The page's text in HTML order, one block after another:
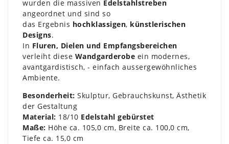
wurden die massiven Edelstahlstreben
angeordnet und sind so
das Ergebnis hochklassigen, künstlerischen
Designs.
In Fluren, Dielen und Empfangsbereichen
verleiht diese Wandgarderobe ein modernes,
avantgardistisch, - einfach aussergewöhnliches
Ambiente.
Besonderheit: Skulptur, Gebrauchskunst, Ästhetik
der Gestaltung
Material: 18/10 Edelstahl gebürstet
Maße: Höhe ca. 105,0 cm, Breite ca. 100,0 cm,
Tiefe ca. 15,0 cm